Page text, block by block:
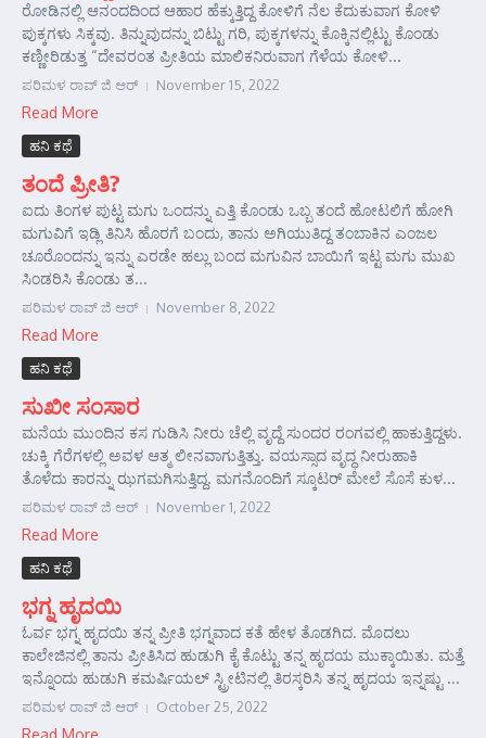
ರೋಡಿನಲ್ಲಿ ಆನಂದದಿಂದ ಆಹಾರ ಹೆಕ್ಕುತ್ತಿದ್ದ ಕೋಳಿಗೆ ನೆಲ ಕೆದುಕುವಾಗ ಕೋಳಿ
ಪುಕ್ಕಗಳು ಸಿಕ್ಕವು. ತಿನ್ನುವುದನ್ನು ಬಿಟ್ಟು ಗರಿ, ಪುಕ್ಕಗಳನ್ನು ಕೊಕ್ಕಿನಲ್ಲಿಟ್ಟು ಕೊಂಡು
ಕಣ್ಣೀರಿಡುತ್ತ “ದೇವರಂತ ಪ್ರೀತಿಯ ಮಾಲಿಕನಿರುವಾಗ ಗೆಳೆಯ ಕೋಳಿ...
ಪರಿಮಳ ರಾವ್ ಜಿ ಆರ್‍ November 15, 2022
Read More
ಹನಿ ಕಥೆ
ತಂದೆ ಪ್ರೀತಿ?
ಐದು ತಿಂಗಳ ಪುಟ್ಟ ಮಗು ಒಂದನ್ನು ಎತ್ತಿ ಕೊಂಡು ಒಬ್ಬ ತಂದೆ ಹೋಟಲಿಗೆ ಹೋಗಿ
ಮಗುವಿಗೆ ಇಡ್ಲಿ ತಿನಿಸಿ ಹೊರಗೆ ಬಂದು, ತಾನು ಅಗಿಯುತಿದ್ದ ತಂಬಾಕಿನ ಎಂಜಲ
ಚೂರೊಂದನ್ನು ಇನ್ನು ಎರಡೇ ಹಲ್ಲು ಬಂದ ಮಗುವಿನ ಬಾಯಿಗೆ ಇಟ್ಟ ಮಗು ಮುಖ
ಸಿಂಡರಿಸಿ ಕೊಂಡು ತ...
ಪರಿಮಳ ರಾವ್ ಜಿ ಆರ್‍ November 8, 2022
Read More
ಹನಿ ಕಥೆ
ಸುಖೀ ಸಂಸಾರ
ಮನೆಯ ಮುಂದಿನ ಕಸ ಗುಡಿಸಿ ನೀರು ಚೆಲ್ಲಿ ವೃದ್ದೆ ಸುಂದರ ರಂಗವಲ್ಲಿ ಹಾಕುತ್ತಿದ್ದಳು.
ಚುಕ್ಕಿ ಗೆರೆಗಳಲ್ಲಿ ಅವಳ ಆತ್ಮ ಲೀನವಾಗುತ್ತಿತ್ತು. ವಯಸ್ಸಾದ ವೃದ್ಧ ನೀರುಹಾಕಿ
ತೊಳೆದು ಕಾರನ್ನು ಝಗಮಗಿಸುತ್ತಿದ್ದ. ಮಗನೊಂದಿಗೆ ಸ್ಕೂಟರ್ ಮೇಲೆ ಸೊಸೆ ಕುಳ...
ಪರಿಮಳ ರಾವ್ ಜಿ ಆರ್‍ November 1, 2022
Read More
ಹನಿ ಕಥೆ
ಭಗ್ನ ಹೃದಯಿ
ಓರ್ವ ಭಗ್ನ ಹೃದಯಿ ತನ್ನ ಪ್ರೀತಿ ಭಗ್ನವಾದ ಕತೆ ಹೇಳ ತೊಡಗಿದ. ಮೊದಲು
ಕಾಲೇಜಿನಲ್ಲಿ ತಾನು ಪ್ರೀತಿಸಿದ ಹುಡುಗಿ ಕೈ ಕೊಟ್ಟು ತನ್ನ ಹೃದಯ ಮುಕ್ಕಾಯಿತು. ಮತ್ತೆ
ಇನ್ನೊಂದು ಹುಡುಗಿ ಕಮರ್ಷಿಯಲ್ ಸ್ಟ್ರೀಟಿನಲ್ಲಿ ತಿರಸ್ಕರಿಸಿ ತನ್ನ ಹೃದಯ ಇನ್ನಷ್ಟು ...
ಪರಿಮಳ ರಾವ್ ಜಿ ಆರ್‍ October 25, 2022
Read More